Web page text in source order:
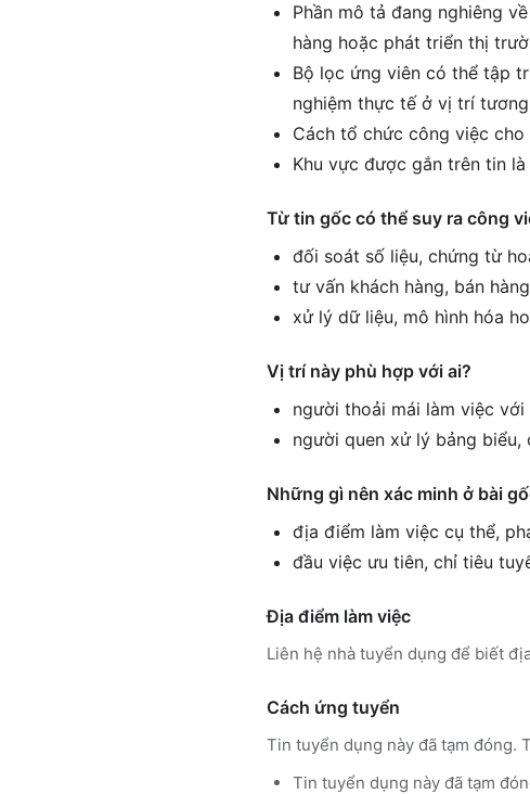
Phần mô tả đang nghiêng
hàng hoặc phát triển thị
Bộ lọc ứng viên có thể tập
nghiệm thực tế ở vị trí
Cách tổ chức công việc
Khu vực được gắn trên tin là
Từ tin gốc có thể suy ra công
đối soát số liệu, chứng từ
tư vấn khách hàng, bán
xử lý dữ liệu, mô hình hóa
Vị trí này phù hợp với ai?
người thoải mái làm việc
người quen xử lý bảng
Những gì nên xác minh ở bài
địa điểm làm việc cụ thể,
đầu việc ưu tiên, chỉ tiêu
Địa điểm làm việc
Liên hệ nhà tuyển dụng để biết
Cách ứng tuyển
Tin tuyển dụng này đã tạm đóng.
Tin tuyển dụng này đã tạm